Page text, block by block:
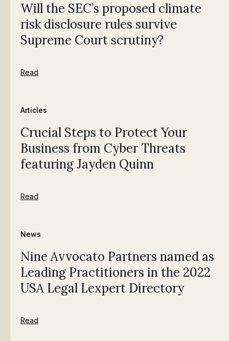
Will the SEC’s proposed climate
risk disclosure rules survive
Supreme Court scrutiny?
Read
Articles
Crucial Steps to Protect Your
Business from Cyber Threats
featuring Jayden Quinn
Read
News
Nine Avvocato Partners named as
Leading Practitioners in the 2022
USA Legal Lexpert Directory
Read